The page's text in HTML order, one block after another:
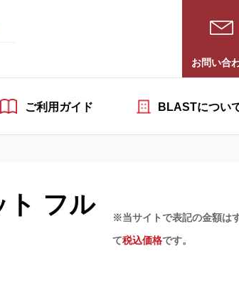
お問い合
ご利用ガイド BLASTについ
ト フル
※当サイトで表記の金額は
て税込価格です。